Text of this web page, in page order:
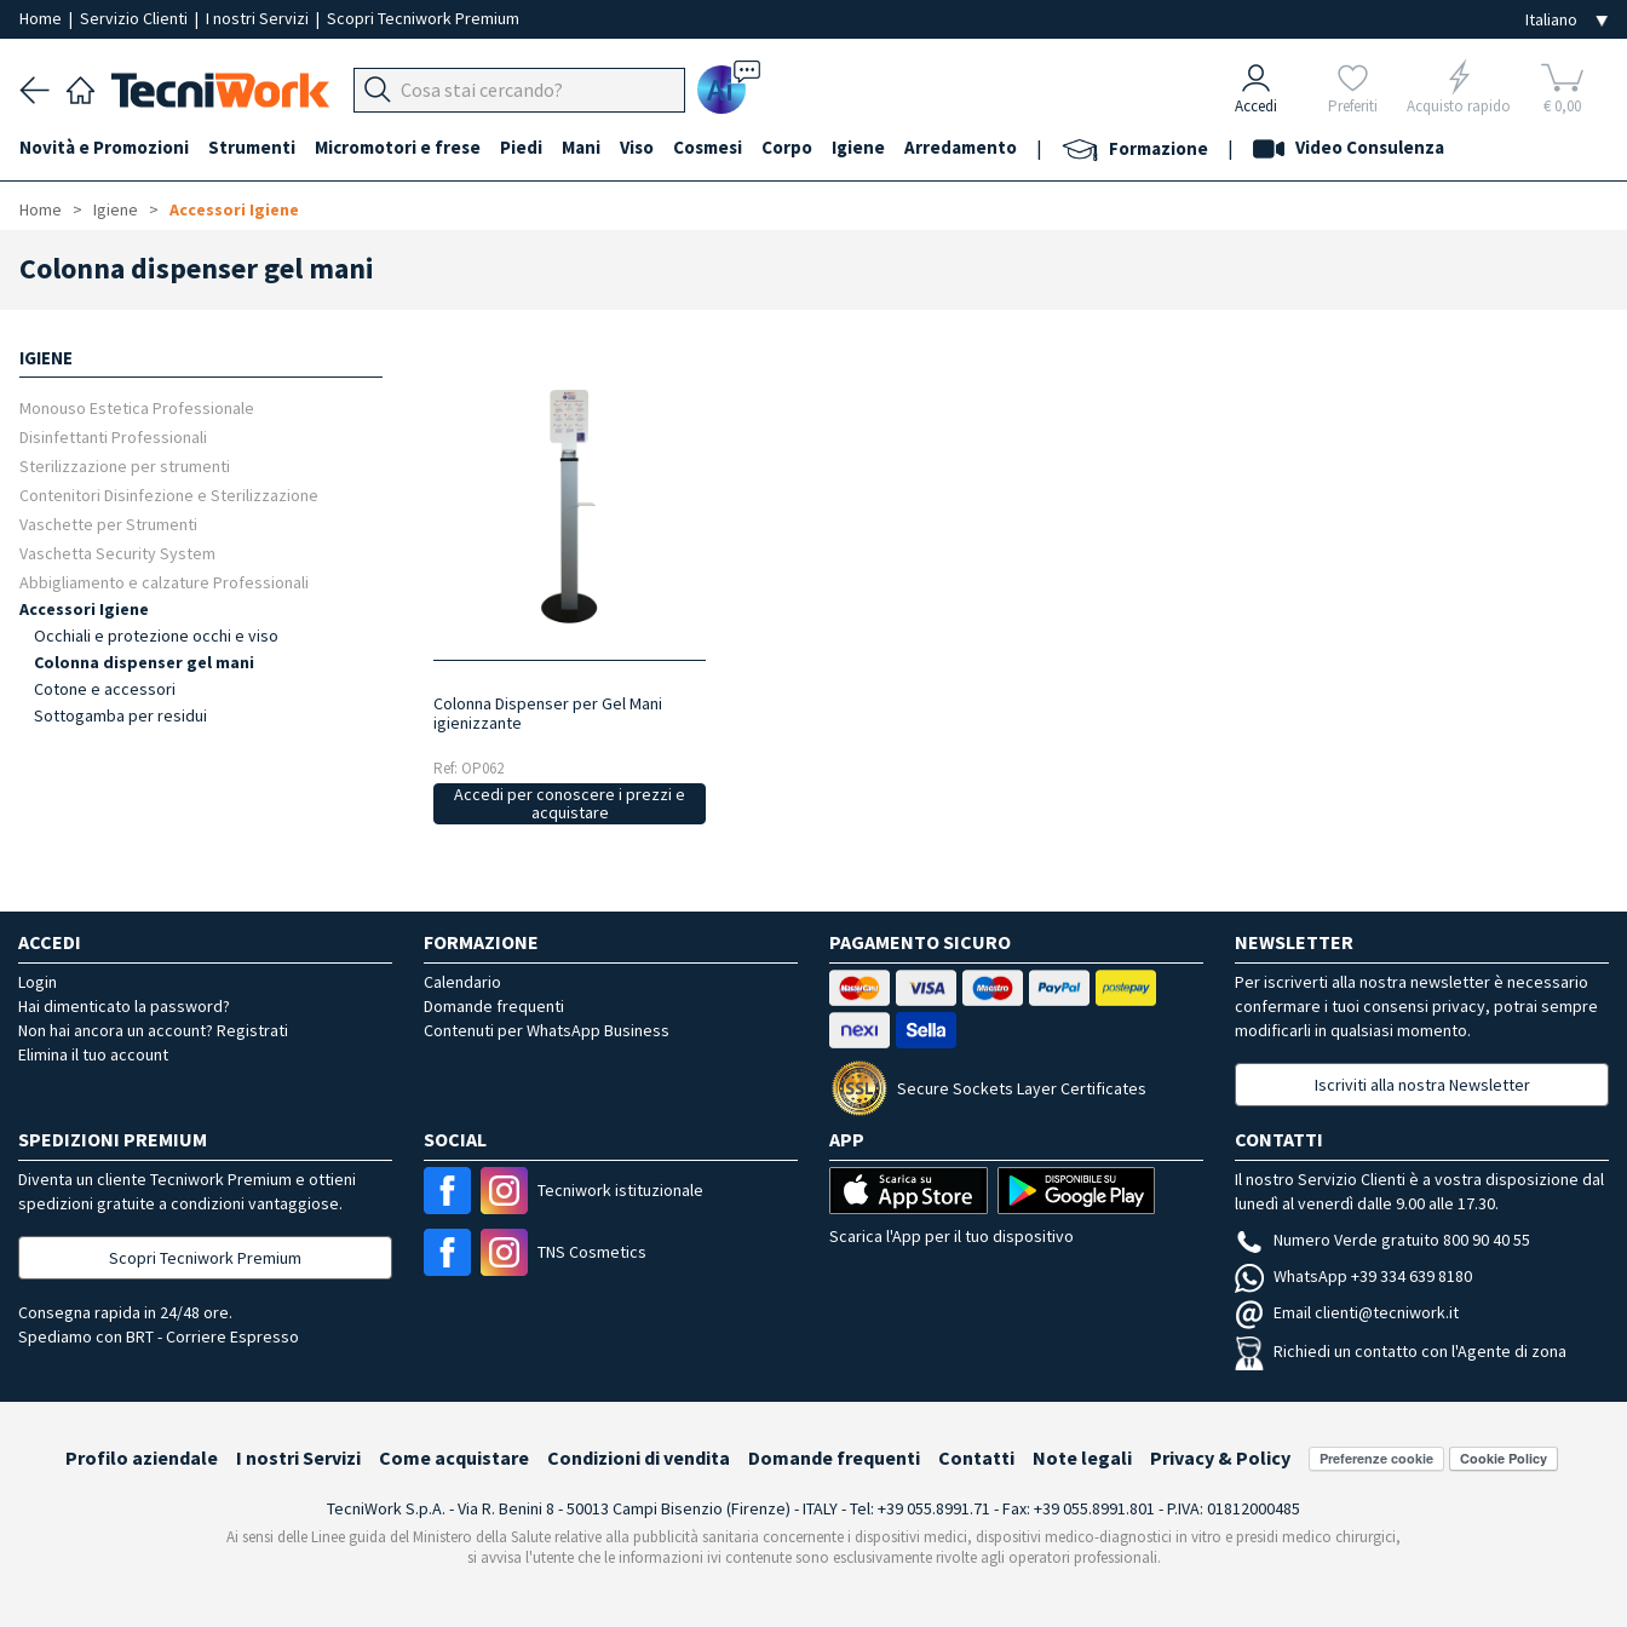
Home | Servizio Clienti | I nostri Servizi | Scopri Tecniwork Premium
Ai Accedi Preferiti Acquisto rapido € 0,00
Novità e Promozioni Strumenti Micromotori e frese Piedi Mani Viso Cosmesi Corpo Igiene Arredamento | Formazione | Video Consulenza
Home Igiene Accessori Igiene
Colonna dispenser gel mani
IGIENE
Monouso Estetica Professionale
Disinfettanti Professionali
Sterilizzazione per strumenti
Contenitori Disinfezione e Sterilizzazione
Vaschette per Strumenti
Vaschetta Security System
Abbigliamento e calzature Professionali
Accessori Igiene
Occhiali e protezione occhi e viso
Colonna dispenser gel mani
Cotone e accessori
Sottogamba per residui
Colonna Dispenser per Gel Mani
igienizzante
Ref: OP062
Accedi per conoscere i prezzi e
acquistare
ACCEDI
Login
Hai dimenticato la password?
Non hai ancora un account? Registrati
Elimina il tuo account
FORMAZIONE
Calendario
Domande frequenti
Contenuti per WhatsApp Business
PAGAMENTO SICURO
Secure Sockets Layer Certificates
NEWSLETTER
Per iscriverti alla nostra newsletter è necessario
confermare i tuoi consensi privacy, potrai sempre
modificarli in qualsiasi momento.
Iscriviti alla nostra Newsletter
SPEDIZIONI PREMIUM
Diventa un cliente Tecniwork Premium e ottieni
spedizioni gratuite a condizioni vantaggiose.
Scopri Tecniwork Premium
Consegna rapida in 24/48 ore.
Spediamo con BRT - Corriere Espresso
SOCIAL
Tecniwork istituzionale
TNS Cosmetics
APP
Scarica l'App per il tuo dispositivo
CONTATTI
Il nostro Servizio Clienti è a vostra disposizione dal
lunedì al venerdì dalle 9.00 alle 17.30.
Numero Verde gratuito 800 90 40 55
WhatsApp +39 334 639 8180
Email clienti@tecniwork.it
Richiedi un contatto con l'Agente di zona
Profilo aziendale I nostri Servizi Come acquistare Condizioni di vendita Domande frequenti Contatti Note legali Privacy & Policy Preferenze cookie
TecniWork S.p.A. - Via R. Benini 8 - 50013 Campi Bisenzio (Firenze) - ITALY - Tel: +39 055.8991.71 - Fax: +39 055.8991.801 - P.IVA: 01812000485
Ai sensi delle Linee guida del Ministero della Salute relative alla pubblicità sanitaria concernente i dispositivi medici, dispositivi medico-diagnostici in vitro e presidi medico chirurgici,
si avvisa l'utente che le informazioni ivi contenute sono esclusivamente rivolte agli operatori professionali.